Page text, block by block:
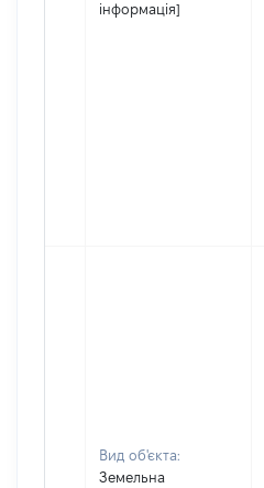
інформація]
Вид об'єкта:
Земельна